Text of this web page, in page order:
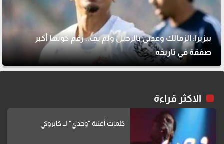
بيزيرا: الزمالك وعدني بالرحيل ولم يفِ.. رغم كونها أكبر
صفقة في تاريخه
الاكثر قراءة
كلمات أغنية "وحدي" لــ كايروكي